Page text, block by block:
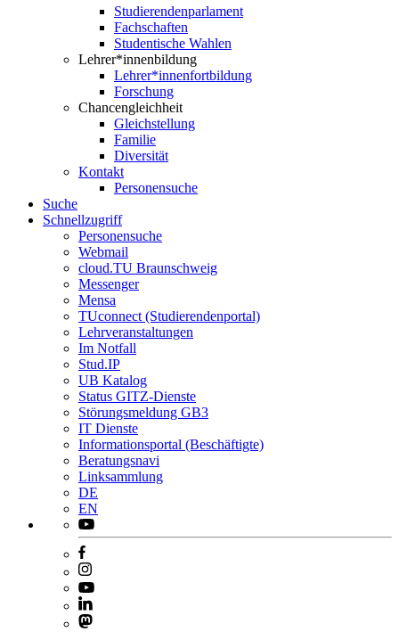
Studierendenparlament
Fachschaften
Studentische Wahlen
Lehrer*innenbildung
Lehrer*innenfortbildung
Forschung
Chancengleichheit
Gleichstellung
Familie
Diversität
Kontakt
Personensuche
Suche
Schnellzugriff
Personensuche
Webmail
cloud.TU Braunschweig
Messenger
Mensa
TUconnect (Studierendenportal)
Lehrveranstaltungen
Im Notfall
Stud.IP
UB Katalog
Status GITZ-Dienste
Störungsmeldung GB3
IT Dienste
Informationsportal (Beschäftigte)
Beratungsnavi
Linksammlung
DE
EN